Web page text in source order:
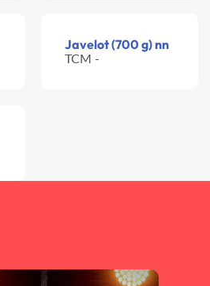
Javelot (700 g) nn
TCM -